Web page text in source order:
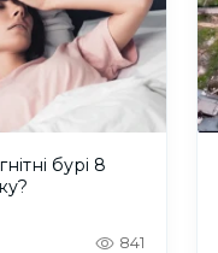
бурі 8
841